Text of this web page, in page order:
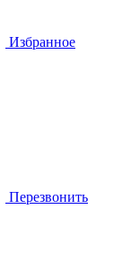
Избранное
Перезвонить